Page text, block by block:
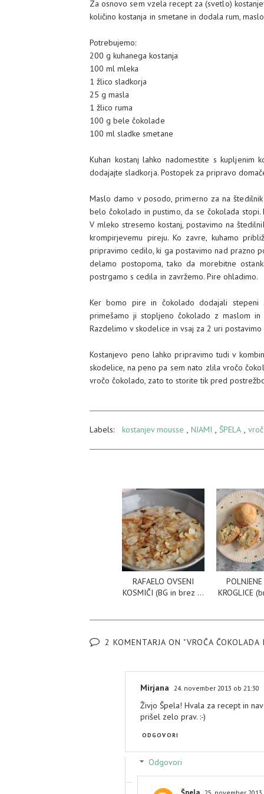
Za osnovo sem vzela recept za (svetlo)
količino kostanja in smetane in dodala rum,
Potrebujemo:
200 g kuhanega kostanja
100 ml mleka
1 žlico sladkorja
25 g masla
1 žlico ruma
100 g bele čokolade
100 ml sladke smetane
Kuhan kostanj lahko nadomestite s kupljenim
dodajajte sladkorja. Postopek za pripravo
Maslo damo v posodo, primerno za na
belo čokolado in pustimo, da se čokolada
V mleko stresemo kostanj, postavimo na
krompirjevemu pireju. Ko zavre, kuhamo
pripravimo cedilo, ki ga postavimo nad prazno
delamo postopoma, tako da morebitne
postrgamo s cedila in zavržemo. Pire ohladimo.
Ker bomo pire in čokolado dodajali stepeni
primešamo ji stopljeno čokolado z maslom
Razdelimo v skodelice in vsaj za 2 uri
Kostanjevo peno lahko pripravimo tudi v
skodelice, na peno pa sem nato zlila vročo
vročo čokolado, zato to storite tik pred
Labels: kostanjev mousse , NJAMI , ŠPELA ,
RAFAELO OVSENI
KOSMIČI (BG in brez ...
KROGLICE
2 KOMENTARJA ON "VROČA
Mirjana 24. november 2013 ob 21:30
Živjo Špela! Hvala za recept in
prišel zelo prav. :-)
ODGOVORI
Odgovori